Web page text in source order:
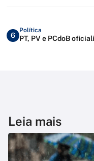
6
Política
PT, PV e PCdoB
Leia mais